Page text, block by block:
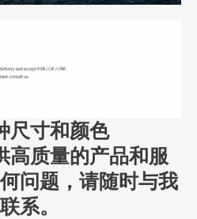
尺寸和颜色
高质量的产品和服
问题，请随时与我
系。